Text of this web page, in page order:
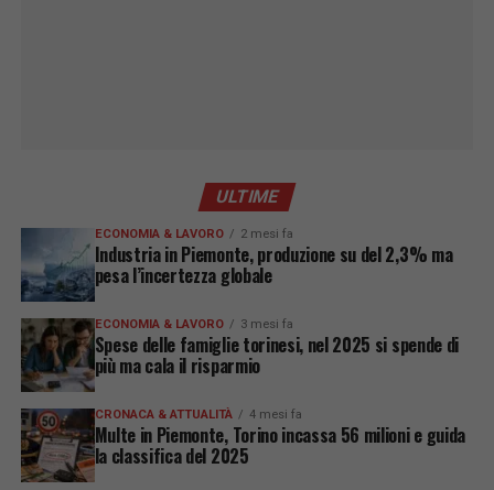
ULTIME
ECONOMIA & LAVORO 2 mesi fa
Industria in Piemonte, produzione su del 2,3% ma
pesa l’incertezza globale
ECONOMIA & LAVORO 3 mesi fa
Spese delle famiglie torinesi, nel 2025 si spende di
più ma cala il risparmio
CRONACA & ATTUALITÀ 4 mesi fa
Multe in Piemonte, Torino incassa 56 milioni e guida
la classifica del 2025